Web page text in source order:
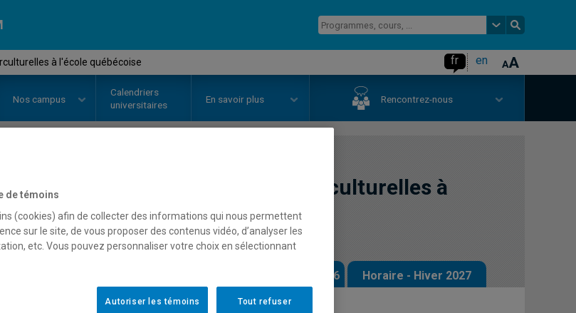
à l'école québécoise fr en
Nos campus
Calendriers
universitaires
En savoir plus Rencontrez-nous
ASC6003
Problématiques interculturelles à
l'école québécoise
Horaire - Automne 2026 Horaire - Hiver 2027
de témoins
(cookies) afin de collecter des informations qui nous permettent
sur le site, de vous proposer des contenus vidéo, d’analyser les
etc. Vous pouvez personnaliser votre choix en sélectionnant
Tout refuser
Autoriser les témoins